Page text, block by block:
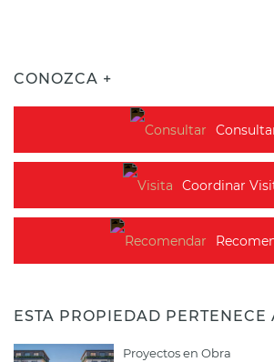
CONOZCA +
Coordinar
ESTA PROPIEDAD PERTENECE
Proyectos en Obra